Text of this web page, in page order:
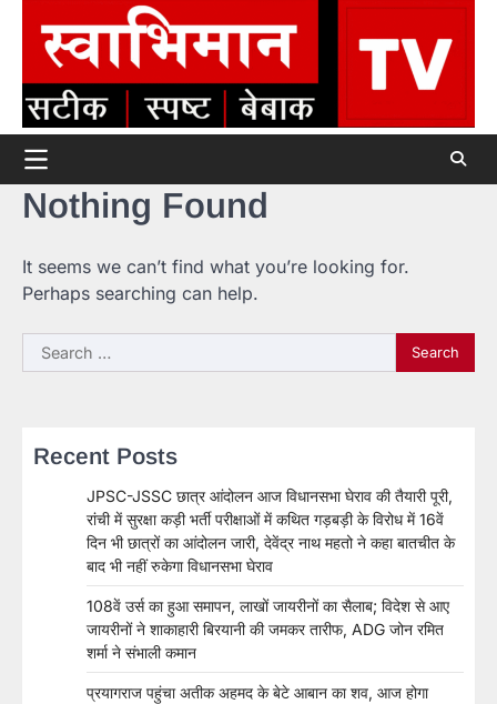
content
Nothing Found
It seems we can’t find what you’re looking for.
Perhaps searching can help.
Search
for:
Recent Posts
JPSC-JSSC छात्र आंदोलन आज विधानसभा घेराव की तैयारी पूरी,
रांची में सुरक्षा कड़ी भर्ती परीक्षाओं में कथित गड़बड़ी के विरोध में 16वें
दिन भी छात्रों का आंदोलन जारी, देवेंद्र नाथ महतो ने कहा बातचीत के
बाद भी नहीं रुकेगा विधानसभा घेराव
108वें उर्स का हुआ समापन, लाखों जायरीनों का सैलाब; विदेश से आए
जायरीनों ने शाकाहारी बिरयानी की जमकर तारीफ, ADG जोन रमित
शर्मा ने संभाली कमान
प्रयागराज पहुंचा अतीक अहमद के बेटे आबान का शव, आज होगा